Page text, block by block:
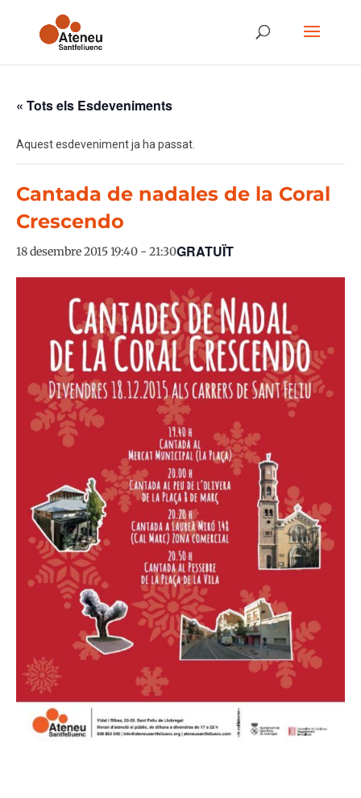
« Tots els Esdeveniments
Aquest esdeveniment ja ha passat.
Cantada de nadales de la Coral
Crescendo
18 desembre 2015 19:40 - 21:30GRATUÏT